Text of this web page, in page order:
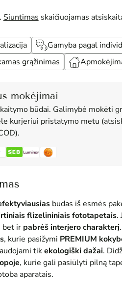
Siuntimas skaičiuojamas
Gamyba pagal
grąžinimas
mokėjimai
būdai. Galimybė mokėti
kurjeriui pristatymo metu
būdas iš esmės
flizelininiais fototapetais.
bet ir pabrėš interjero charakterį
, kurie pasižymi PREMIUM
tikekologiški dažai.
, kurie gali pasiūlyti pilną
aparatais.